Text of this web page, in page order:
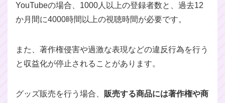
YouTubeの場合、1000人以上の登録者数と、過去12
か月間に4000時間以上の視聴時間が必要です。
また、著作権侵害や過激な表現などの違反行為を行う
と収益化が停止されることがあります。
グッズ販売を行う場合、 販売する商品には著作権や商